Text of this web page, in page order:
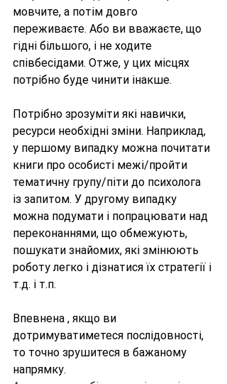
мовчите, а потім довго
переживаєте. Або ви вважаєте, що
гідні більшого, і не ходите
співбесідами. Отже, у цих місцях
потрібно буде чинити інакше.
Потрібно зрозуміти які навички,
ресурси необхідні зміни. Наприклад,
у першому випадку можна почитати
книги про особисті межі/пройти
тематичну групу/піти до психолога
із запитом. У другому випадку
можна подумати і попрацювати над
переконаннями, що обмежують,
пошукати знайомих, які змінюють
роботу легко і дізнатися їх стратегії і
т.д. і т.п.
Впевнена , якщо ви
дотримуватиметеся послідовності,
то точно зрушитеся в бажаному
напрямку.